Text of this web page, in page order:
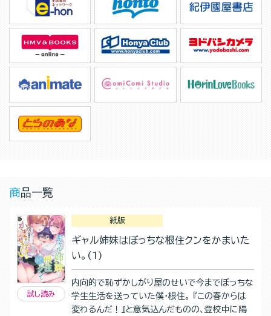
商品一覧
試し読み
紙版
ギャル姉妹はぼっちな根住クンをかまいた
い。(1)
内向的で恥ずかしがり屋のせいで今までぼっちな
学生生活を送っていた僕・根住。 『この春からは
変わるんだ！』と意気込んだものの、登校中に陽